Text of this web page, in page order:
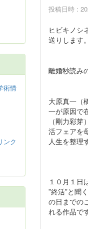
投稿日時 :
ヒビキノシ
送りします。
離婚秒読み
大原真一（
一が原因で
（剛力彩
活フェアを
人生を整理
（
１０月１日
”終活”と聞
の日までの
れる作品で
術情
ンク